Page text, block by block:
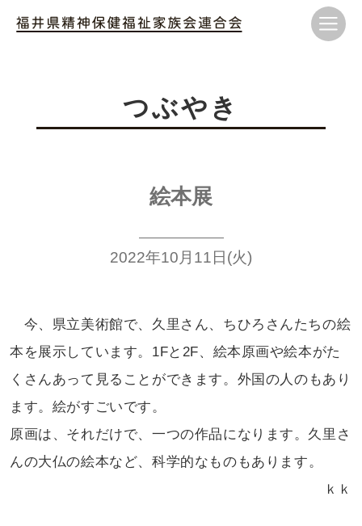
つぶやき
絵本展
2022年10月11日(火)
今、県立美術館で、久里さん、ちひろさんたちの絵
本を展示しています。1Fと2F、絵本原画や絵本がた
くさんあって 見ることができます。外国の人のもあり
ます。絵がすごいです。
原画は、それだけで、一つの作品になります。久里さ
んの大仏の絵本など、科学的なものもあります。
ｋｋ